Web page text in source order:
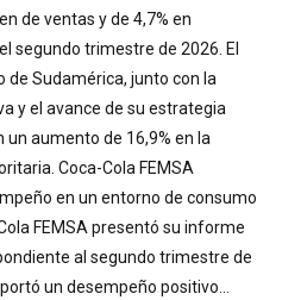
de ventas y de 4,7% en
segundo trimestre de 2026. El
de Sudamérica, junto con la
y el avance de su estrategia
un aumento de 16,9% en la
Coca-Cola FEMSA
en un entorno de consumo
FEMSA presentó su informe
al segundo trimestre de
un desempeño positivo…